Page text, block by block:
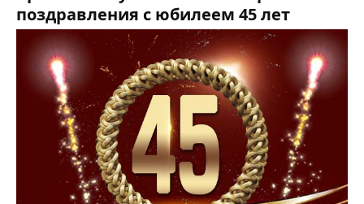
поздравления с юбилеем 45 лет